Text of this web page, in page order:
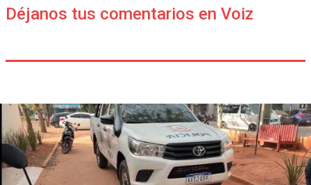
Déjanos tus comentarios en Voiz